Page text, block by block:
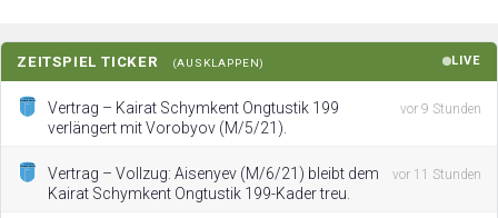
ZEITSPIEL TICKER (AUSKLAPPEN) LIVE
Vertrag – Kairat Schymkent Ongtustik 199
verlängert mit Vorobyov (M/5/21).
vor 9 Stunden
Vertrag – Vollzug: Aisenyev (M/6/21) bleibt dem
Kairat Schymkent Ongtustik 199-Kader treu.
vor 11 Stunden